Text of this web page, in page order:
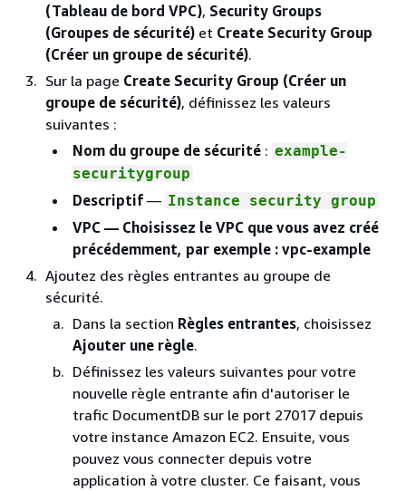
(Tableau de bord VPC), Security Groups
(Groupes de sécurité) et Create Security Group
(Créer un groupe de sécurité).
Sur la page Create Security Group (Créer un
groupe de sécurité), définissez les valeurs
suivantes :
Nom du groupe de sécurité : example-
securitygroup
Descriptif — Instance security group
VPC — Choisissez le VPC que vous avez créé
précédemment, par exemple : vpc-example
Ajoutez des règles entrantes au groupe de
sécurité.
Dans la section Règles entrantes, choisissez
Ajouter une règle.
Définissez les valeurs suivantes pour votre
nouvelle règle entrante afin d'autoriser le
trafic DocumentDB sur le port 27017 depuis
votre instance Amazon EC2. Ensuite, vous
pouvez vous connecter depuis votre
application à votre cluster. Ce faisant, vous